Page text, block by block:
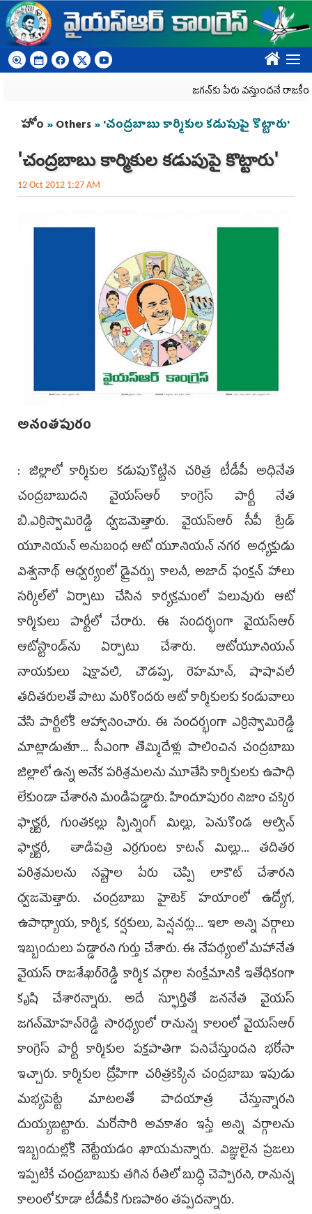
Skip to main content
????
జగన్‌కు పేరు వస్తుందనే రాజకీయ కక్షతో
You are here
హోం »Others» 'చంద్రబాబు కార్మికుల కడుపుపై కొట్టారు'
'చంద్రబాబు కార్మికుల కడుపుపై కొట్టారు'
12 Oct 2012 1:27 AM
అనంతపురం
: జిల్లాలో కార్మికుల కడుపుకొట్టిన చరిత్ర టీడీపీ అధినేత
చంద్రబాబుదని వైయస్‌ఆర్ కాంగ్రెస్ పార్టీ నేత
బి.ఎర్రిస్వామిరెడ్డి ధ్వజమెత్తారు. వైయస్‌ఆర్‌ సీపీ ట్రేడ్
యూనియన్ అనుబంధ ఆటో యూనియన్ నగర అధ్యక్షుడు
విశ్వనాథ్ ఆధ్వర్యంలో డ్రైవర్సు కాలనీ, అజాద్ ఫంక్షన్‌ హాలు
సర్కిల్‌లో ఏర్పాటు చేసిన కార్యక్రమంలో పలువురు ఆటో
కార్మికులు పార్టీలో చేరారు. ఈ సందర్భంగా వైయస్ఆర్
ఆటోస్టాండ్‌ను ఏర్పాటు చేశారు. ఆటోయూనియన్
నాయకులు షెక్షావలి, చౌడప్ప, రెహమాన్, షాషావలీ
తదితరులతో పాటు మరికొందరు ఆటో కార్మికులకు కండువాలు
వేసి పార్టీలోకి ఆహ్వానించారు. ఈ సందర్భంగా ఎర్రిస్వామిరెడ్డి
మాట్లాడుతూ... సీఎంగా తొమ్మిదేళ్లు పాలించిన చంద్రబాబు
జిల్లాలో ఉన్న అనేక పరిశ్రమలను మూతేసి కార్మికులకు ఉపాధి
లేకుండా చేశారని మండిపడ్డారు. హిందూపురం నిజాం చక్కెర
ఫ్యాక్టరీ, గుంతకల్లు స్పిన్నింగ్ మిల్లు, పెనుకొండ ఆల్విన్‌
ఫ్యాక్టరీ, తాడిపత్రి ఎర్రగుంట కాటన్‌ మిల్లు... తదితర
పరిశ్రమలను నష్టాల పేరు చెప్పి లాకౌట్ చేశారని
ధ్వజమెత్తారు. చంద్రబాబు హైటెక్ హయాంలో ఉద్యోగ,
ఉపాధ్యాయ, కార్మిక, కర్షకులు, పెన్షనర్లు... ఇలా అన్ని వర్గాలు
ఇబ్బందులు పడ్డారని గుర్తు చేశారు. ఈ నేపథ్యంలో మహానేత
వైయస్ రాజశేఖర్‌రెడ్డి కార్మిక వర్గాల సంక్షేమానికి ఇతోధికంగా
కృషి చేశారన్నారు. అదే స్ఫూర్తితో జననేత వైయస్
జగన్‌మోహన్‌రెడ్డి సారథ్యంలో రానున్న కాలంలో వైయస్ఆర్
కాంగ్రెస్ పార్టీ కార్మికుల పక్షపాతిగా పనిచేస్తుందని భరోసా
ఇచ్చారు. కార్మికుల ద్రోహిగా చరిత్రకెక్కిన చంద్రబాబు ఇపుడు
మభ్యపెట్టే మాటలతో పాదయాత్ర చేస్తున్నారని
దుయ్యబట్టారు. మరోసారి అవకాశం ఇస్తే అన్ని వర్గాలను
ఇబ్బందుల్లోకి నెట్టేయడం ఖాయమన్నారు. విజ్ఞులైన ప్రజలు
ఇప్పటికే చంద్రబాబుకు తగిన రీతిలో బుద్ధి చెప్పారని, రానున్న
కాలంలో కూడా టీడీపీకి గుణపాఠం తప్పదన్నారు.